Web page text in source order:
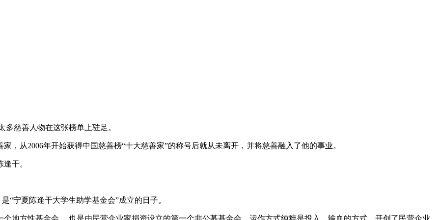
慈善人物在这张榜单上驻足。
，从2006年开始获得中国慈善榜“十大慈善家”的称号后就从未离开，并将慈善融入了他的事业。
干。
“宁夏陈逢干大学生助学基金会”成立的日子。
地方性基金会， 也是由民营企业家捐资设立的第一个非公募基金会，运作方式纯粹是投入、输血的方式，开创了民营企业